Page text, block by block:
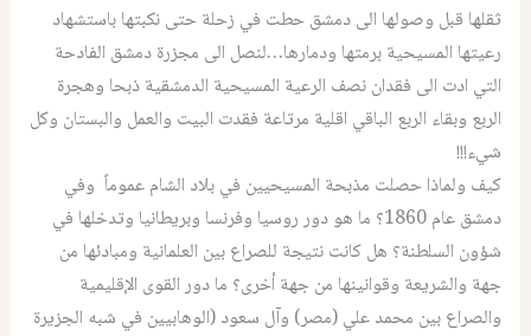
ثقلها قبل وصولها الى دمشق حطت في زحلة حتى نكبتها باستشهاد
رعيتها المسيحية برمتها ودمارها…لنصل الى مجزرة دمشق الفادحة
التي ادت الى فقدان نصف الرعية المسيحية الدمشقية ذبحا وهجرة
الربع وبقاء الربع الباقي اقلية مرتاعة فقدت البيت والعمل والبستان وكل
شيء!!!
كيف ولماذا حصلت مذبحة المسيحيين في بلاد الشام عموماً وفي
دمشق عام 1860؟ ما هو دور روسيا وفرنسا وبريطانيا وتدخلها في
شؤون السلطنة؟ هل كانت نتيجة للصراع بين العلمانية ومبادئها من
جهة والشريعة وقوانينها من جهة أخرى؟ ما دور القوى الإقليمية
والصراع بين محمد علي (مصر) وآل سعود (الوهابيين في شبه الجزيرة